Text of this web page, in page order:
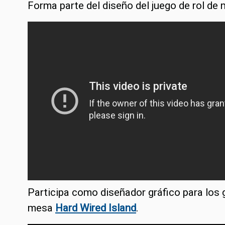
Forma parte del diseño del juego de rol de
Participa como diseñador gráfico para los
mesa Hard Wired Island.